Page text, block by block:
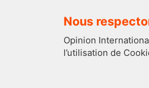
Nous
Opinion
l’utilisation de